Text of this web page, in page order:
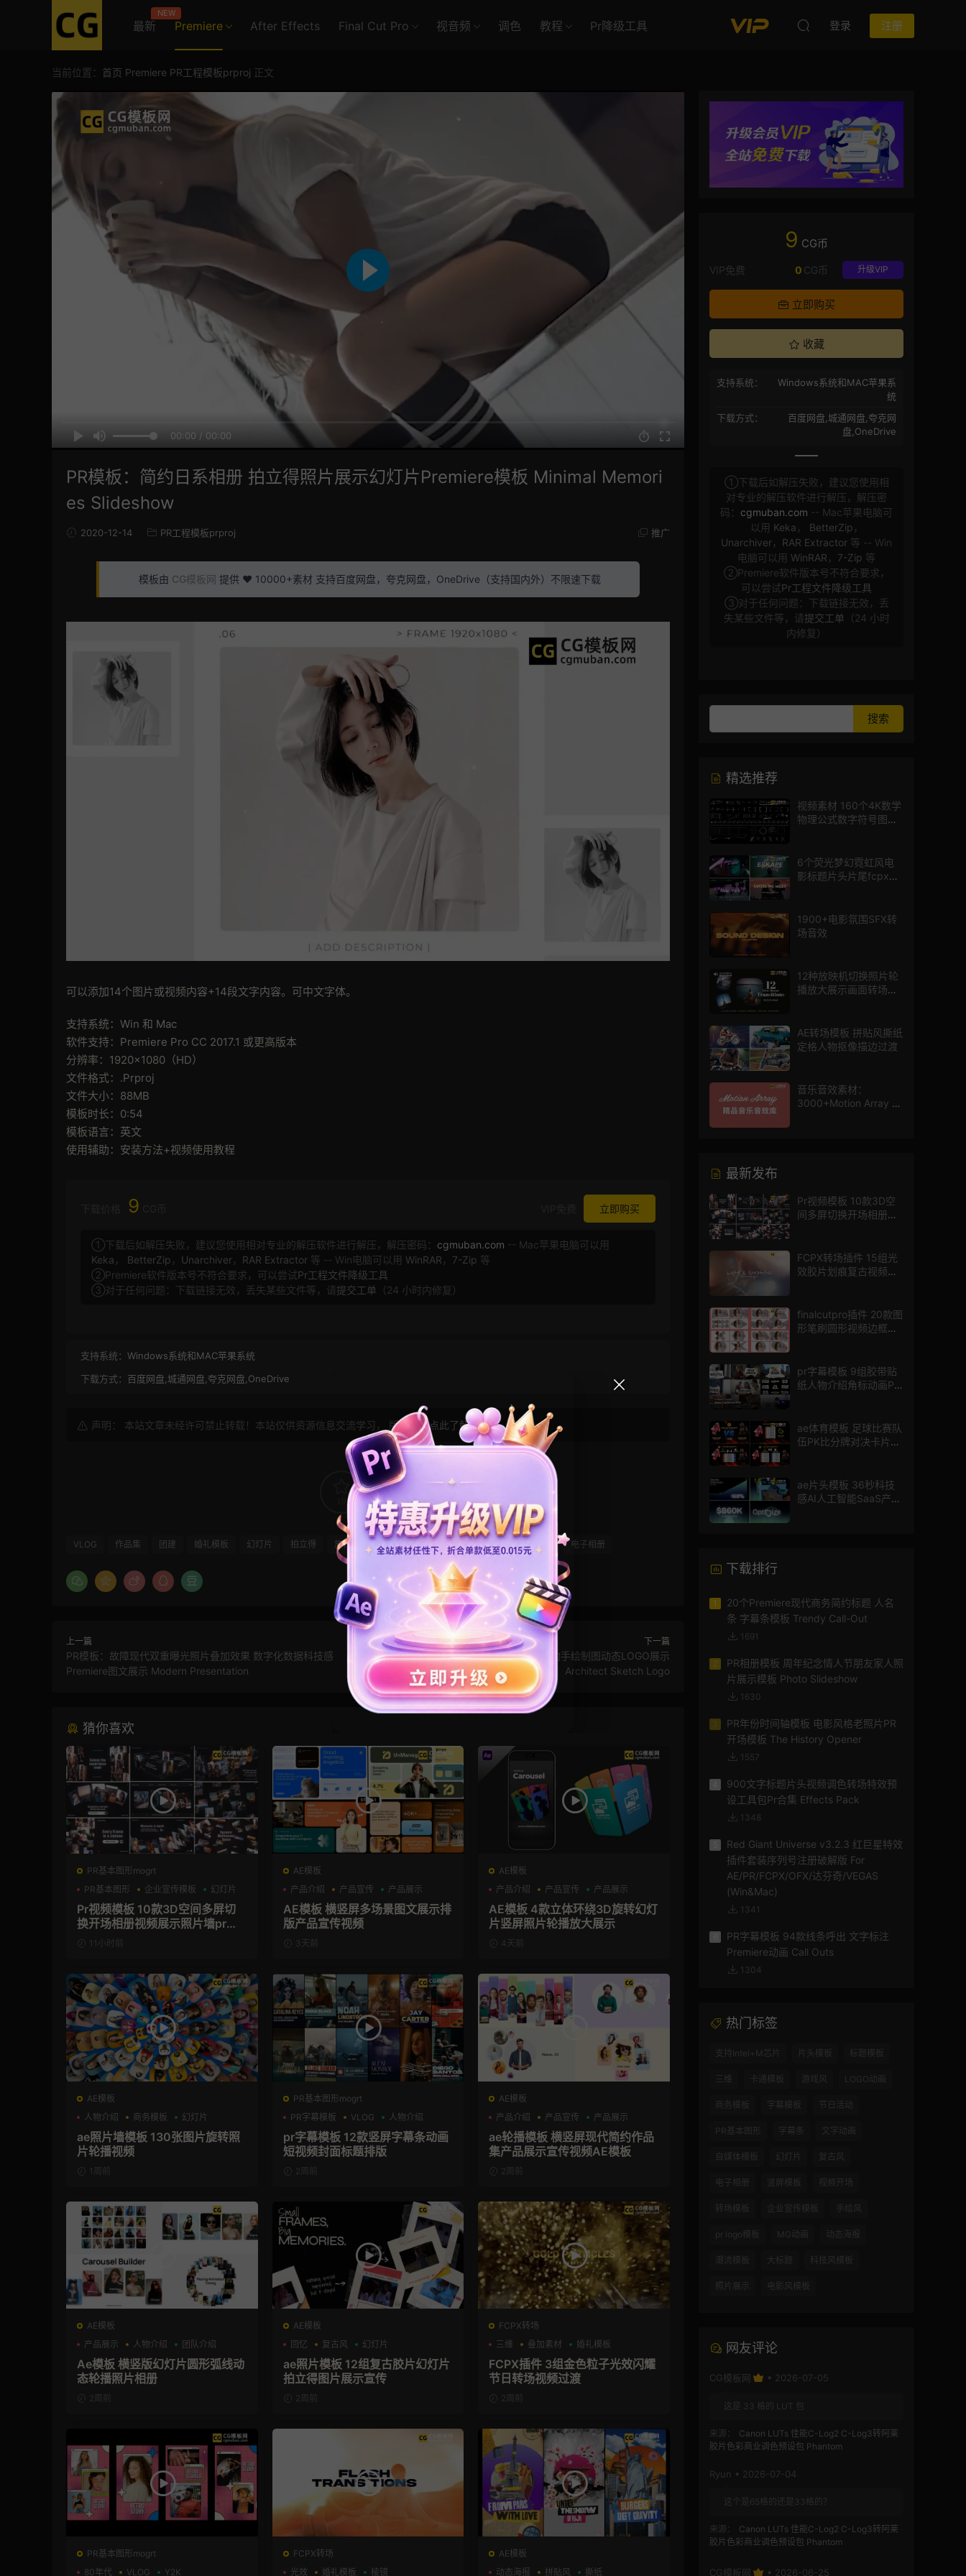
最新
NEW
Premiere After Effects Final Cut Pro 视音频 调色 教程 Pr降级工具 登录 注册
当前位置： 首页 Premiere PR工程模板prproj 正文
00:00 / 00:00
PR模板：简约日系相册 拍立得照片展示幻灯片Premiere模板 Minimal Memori
es Slideshow
2020-12-14 PR工程模板prproj 推广
模板由 CG模板网 提供 ❤️ 10000+素材 支持百度网盘，夸克网盘，OneDrive（支持国内外）不限速下载
可以添加14个图片或视频内容+14段文字内容。可中文字体。
支持系统：Win 和 Mac
软件支持：Premiere Pro CC 2017.1 或更高版本
分辨率：1920×1080（HD）
文件格式：.Prproj
文件大小：88MB
模板时长：0:54
模板语言：英文
使用辅助：安装方法+视频使用教程
9 立即购买
①下载后如解压失败，建议您使用相对专业的解压软件进行解压，解压密码： cgmuban.com -- Mac苹果电脑可以用
Keka ， BetterZip ， Unarchiver， RAR Extractor 等 -- Win电脑可以用 WinRAR ， 7-Zip 等
②Premiere软件版本号不符合要求，可以尝试Pr工程文件降级工具
③对于任何问题：下载链接无效，丢失某些文件等，请提交工单 （24 小时内修复）
支持系统： Windows系统和MAC苹果系统
下载方式： 百度网盘,城通网盘,夸克网盘,OneDrive
声明： 本站文章未经许可禁止转载！本站仅供资源信息交流学习， 版权说明点此了解！
0
VLOG 作品集 团建 婚礼模板 幻灯片 拍立得 旅行模板 日系 校园风 毕业模板 照片展示 电子相册
上一篇
PR模板：故障现代双重曝光照片叠加效果 数字化数据科技感
Premiere图文展示 Modern Presentation
下一篇
PR模板：素描线条效果片头模板 简约手绘制图动态LOGO展示
Architect Sketch Logo
猜你喜欢
PR基本图形mogrt
PR基本图形
企业宣传模板 幻灯片
Pr视频模板 10款3D空间多屏切
换开场相册视频展示照片墙pr模
11小时前
AE模板
产品介绍
产品宣传 产品展示
AE模板 横竖屏多场景图文展示排
版产品宣传视频
3天前
AE模板
产品介绍
产品宣传 产品展示
AE模板 4款立体环绕3D旋转幻灯
片竖屏照片轮播放大展示
4天前
AE模板
人物介绍
商务模板 幻灯片
ae照片墙模板 130张图片旋转照
片轮播视频
1周前
PR基本图形mogrt
PR字幕模板
VLOG 人物介绍
pr字幕模板 12款竖屏字幕条动画
短视频封面标题排版
2周前
AE模板
产品介绍
产品宣传 产品展示
ae轮播模板 横竖屏现代简约作品
集产品展示宣传视频AE模板
2周前
AE模板
产品展示
人物介绍 团队介绍
Ae模板 横竖版幻灯片圆形弧线动
态轮播照片相册
2周前
AE模板
回忆
复古风 幻灯片
ae照片模板 12组复古胶片幻灯片
拍立得图片展示宣传
2周前
FCPX转场
三维
叠加素材 婚礼模板
FCPX插件 3组金色粒子光效闪耀
节日转场视频过渡
2周前
PR基本图形mogrt
80年代
VLOG Y2K
FCPX转场
光效
婚礼模板 棱镜
AE模板
动态海报
拼贴风 撕纸
9 CG币
VIP免费 升级VIP
0 CG币
立即购买
收藏
支持系统：
Windows系统和MAC苹果系
统
下载方式：
百度网盘,城通网盘,夸克网
盘,OneDrive
①下载后如解压失败，建议您使用相
对专业的解压软件进行解压，解压密
码： cgmuban.com -- Mac苹果电脑可
以用 Keka ， BetterZip ，
Unarchiver， RAR Extractor 等 -- Win
电脑可以用 WinRAR ， 7-Zip 等
②Premiere软件版本号不符合要求，
可以尝试Pr工程文件降级工具
③对于任何问题：下载链接无效，丢
失某些文件等，请提交工单 （24 小时
内修复）
精选推荐
视频素材 160个4K数学
物理公式数字符号图标
6个荧光梦幻霓虹风电
影标题片头片尾fcpx插
1900+电影氛围SFX转
场音效
12种放映机切换照片轮
播放大展示画面转场动
AE转场模板 拼贴风撕纸
定格人物抠像描边过渡
音乐音效素材：
3000+Motion Array 影
最新发布
Pr视频模板 10款3D空
间多屏切换开场相册视
FCPX转场插件 15组光
效胶片划痕复古视频过
finalcutpro插件 20款图
形笔刷圆形视频边框遮
pr字幕模板 9组胶带贴
纸人物介绍角标动画PR
ae体育模板 足球比赛队
伍PK比分牌对决卡片球
ae片头模板 36秒科技
感AI人工智能SaaS产品
下载排行
1
20个Premiere现代商务简约标题 人名
条 字幕条模板 Trendy Call-Out
1691
2
PR相册模板 周年纪念情人节朋友家人照
片展示模板 Photo Slideshow
1630
3
PR年份时间轴模板 电影风格老照片PR
开场模板 The History Opener
1557
900文字标题片头视频调色转场特效预
设工具包Pr合集 Effects Pack
1348
Red Giant Universe v3.2.3 红巨星特效
插件套装序列号注册破解版 For
AE/PR/FCPX/OFX/达芬奇/VEGAS
(Win&Mac)
1341
PR字幕模板 94款线条呼出 文字标注
Premiere动画 Call Outs
1304
热门标签
支持Intel+M芯片 片头模板 标题模板
三维 卡通模板 游戏风 LOGO动画
商务模板 字幕模板 节日活动
PR基本图形 字幕条 文字动画
自媒体模板 幻灯片 复古风
电子相册 竖屏模板 视频开场
转场模板 企业宣传模板 手绘风
pr logo模板 MG动画 动态海报
潮流模板 大标题 科技风模板
照片展示 电影风模板
网友评论
CG模板网 • 2026-07-05
这是 33 格的 LUT 包
来源：
Canon LUTs 佳能C-Log2 C-Log3转阿莱
胶片色彩商业调色预设包 Phantom
Ryun • 2026-07-04
这个是65格的还是33格的？
来源：
Canon LUTs 佳能C-Log2 C-Log3转阿莱
胶片色彩商业调色预设包 Phantom
CG模板网 • 2026-06-25